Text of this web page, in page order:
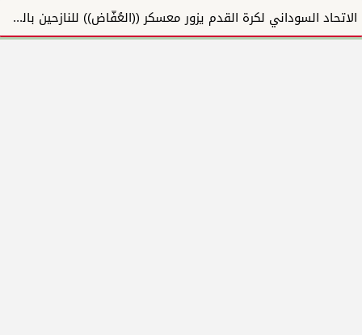
الاتحاد السوداني لكرة القدم يزور معسكر ((العُفّاض)) للنازحين بالشمالية